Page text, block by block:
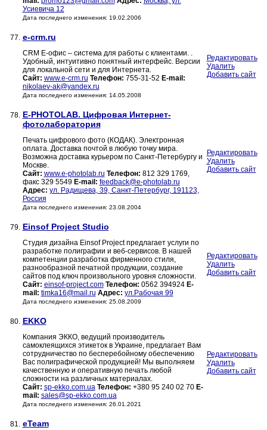
Усиевича 12
Дата последнего изменения: 19.02.2006
77. e-crm.ru
CRM Е-офис – система для работы с клиентами. .
Удобный, интуитивно понятный интерфейс. Версии
для локальной сети и для Интернета.
Сайт: www.e-crm.ru Телефон: 755-31-52 E-mail:
nikolaev-ak@yandex.ru
Дата последнего изменения: 14.05.2008
Редактировать
Удалить
Добавить сайт
78. E-PHOTOLAB. Цифровая Интернет-
фотолаборатория
Печать цифрового фото (КОДАК). Электронная
оплата. Доставка почтой в любую точку мира.
Возможна доставка курьером по Санкт-Петербургу и
Москве.
Сайт: www.e-photolab.ru Телефон: 812 329 1769,
факс 329 5549 E-mail: feedback@e-photolab.ru
Адрес: ул. Радищева, 39, Санкт-Петербург, 191123,
Россия
Дата последнего изменения: 23.08.2004
Редактировать
Удалить
Добавить сайт
79. Einsof Project Studio
Студия дизайна Einsof Project предлагает услуги по
разработке полиграфии и веб-сервисов. В нашей
компетенции разработка фирменного стиля,
разнообразной печатной продукции, создание
сайтов под ключ произвольного уровня сложности.
Сайт: einsof-project.com Телефон: 0562 394924 E-
mail: timka16@mail.ru Адрес: ул.Рабочая 99
Дата последнего изменения: 25.08.2009
Редактировать
Удалить
Добавить сайт
80. EKKO
Компания ЭККО, ведущий производитель
самоклеящихся этикеток в Украине, предлагает Вам
сотрудничество по бесперебойному обеспечению
Вас полиграфической продукцией! Мы выполняем
качественную и оперативную печать любой
сложности на различных материалах.
Сайт: sp-ekko.com.ua Телефон: +380 95 240 02 70 E-
mail: sales@sp-ekko.com.ua
Дата последнего изменения: 26.01.2021
Редактировать
Удалить
Добавить сайт
81. eTeam